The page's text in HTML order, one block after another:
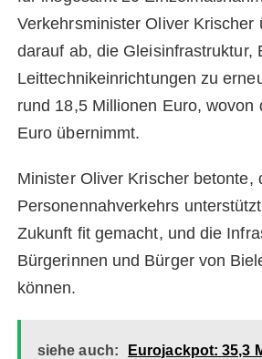
Verkehrsminister Oliver
darauf ab, die Gleisinfrastruktur,
Leittechnikeinrichtungen zu
rund 18,5 Millionen Euro,
Euro übernimmt.
Minister Oliver Krischer betonte,
Personennahverkehrs
Zukunft fit gemacht, und die
Bürgerinnen und Bürger von
können.
siehe auch: Eurojackpot: 35,3